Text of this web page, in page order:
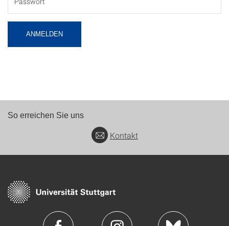
ANMELDEN
So erreichen Sie uns
Kontakt